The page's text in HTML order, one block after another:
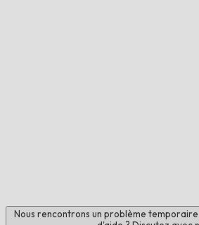
Nous rencontrons un problème temporaire